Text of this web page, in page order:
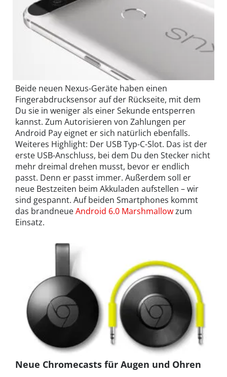
Beide neuen Nexus-Geräte haben einen
Fingerabdrucksensor auf der Rückseite, mit dem
Du sie in weniger als einer Sekunde entsperren
kannst. Zum Autorisieren von Zahlungen per
Android Pay eignet er sich natürlich ebenfalls.
Weiteres Highlight: Der USB Typ-C-Slot. Das ist der
erste USB-Anschluss, bei dem Du den Stecker nicht
mehr dreimal drehen musst, bevor er endlich
passt. Denn er passt immer. Außerdem soll er
neue Bestzeiten beim Akkuladen aufstellen – wir
sind gespannt. Auf beiden Smartphones kommt
das brandneueAndroid 6.0 Marshmallowzum
Einsatz.
Neue Chromecasts für Augen und Ohren